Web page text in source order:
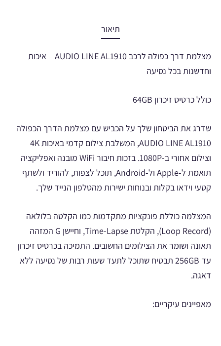
תיאור
מצלמת דרך כפולה לרכב AUDIO LINE AL1910 – איכות
וחדשנות בכל נסיעה
כולל כרטיס זיכרון 64GB
שדרג את הביטחון שלך על הכביש עם מצלמת הדרך הכפולה
AUDIO LINE AL1910, המשלבת צילום קדמי באיכות 4K
וצילום אחורי ב-1080P. בזכות חיבור WiFi מובנה ואפליקציה
תואמת ל-Apple ול-Android, תוכל לצפות, להוריד ולשתף
קטעי וידאו בקלות ובנוחות ישירות מהטלפון הנייד שלך.
המצלמה כוללת פונקציות מתקדמות כמו הקלטה בלולאה
(Loop Record), הקלטת Time-Lapse, וחיישן G המזהה
תאונה ושומר את הצילומים החשובים. התמיכה בכרטיס זיכרון
עד 256GB תבטיח שתוכל לתעד שעות רבות של נסיעה ללא
דאגה.
מאפיינים עיקריים: